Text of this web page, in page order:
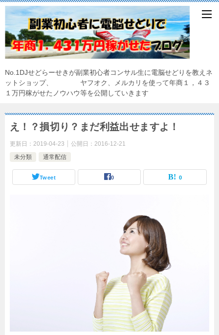
No.1DJせどらーせきが副業初心者コンサル生に電脳せどりを教えネ
ットショップ、 ヤフオク、メルカリを使って年商１，４３
１万円稼がせたノウハウ等を公開していきます
え！？損切り？まだ利益出せますよ！
更新日： 2019-04-23 公開日： 2016-12-21
未分類
通常配信
Tweet 0 0